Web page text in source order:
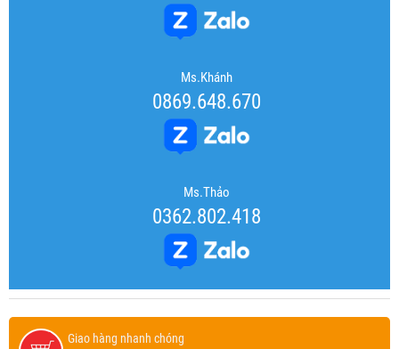
Ms.Khánh
0869.648.670
Ms.Thảo
0362.802.418
Giao hàng nhanh chóng